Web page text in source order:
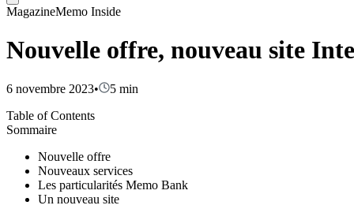
MagazineMemo Inside
Nouvelle offre, nouveau site
6 novembre 2023• 5 min
Table of Contents
Sommaire
Nouvelle offre
Nouveaux services
Les particularités Memo Bank
Un nouveau site